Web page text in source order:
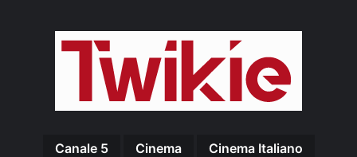
Canale 5 Cinema
Cinema Italiano